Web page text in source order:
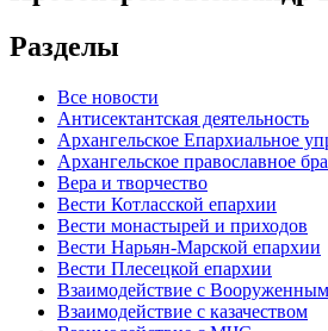
Разделы
Все новости
Антисектантская деятельность
Архангельское Епархиальное
Архангельское православное
Вера и творчество
Вести Котласской епархии
Вести монастырей и приходов
Вести Нарьян-Марской епархии
Вести Плесецкой епархии
Взаимодействие с
Взаимодействие с казачеством